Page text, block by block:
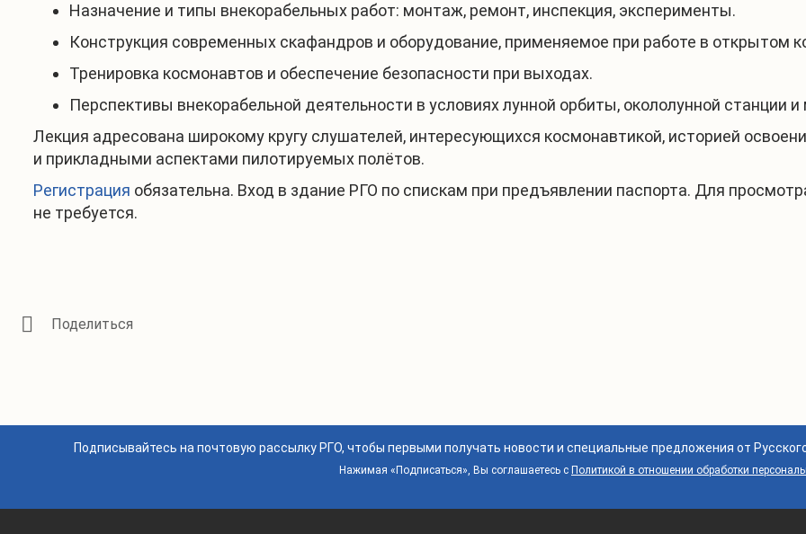
Назначение и типы внекорабельных работ: монтаж, ремонт, инспекция, эксперименты.
Конструкция современных скафандров и оборудование, применяемое при работе в открытом
Тренировка космонавтов и обеспечение безопасности при выходах.
Перспективы внекорабельной деятельности в условиях лунной орбиты, окололунной станции
Лекция адресована широкому кругу слушателей, интересующихся космонавтикой, историей
и прикладными аспектами пилотируемых полётов.
Регистрация обязательна. Вход в здание РГО по спискам при предъявлении паспорта. Для
не требуется.
Подписывайтесь на почтовую рассылку РГО, чтобы первыми получать новости и специальные предложения от
Нажимая «Подписаться», Вы соглашаетесь с Политикой в отношении обработки